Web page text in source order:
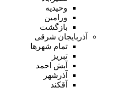
وحیدیه
ورامین
بازگشت
آذربایجان شرقی
تمام شهر‌ها
تبریز
آبش احمد
آذرشهر
آقکند